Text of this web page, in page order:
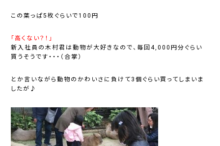
この葉っぱ5枚ぐらいで100円
「高くない？！」
新入社員の木村君は動物が大好きなので、毎回4,000円分ぐらい
買うそうです・・・（合掌）
とか言いながら動物のかわいさに負けて3個ぐらい買ってしまいま
したが♪